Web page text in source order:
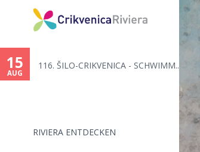
RIVIERA ENTDECKEN
15
AUG
116. ŠILO-CRIKVENICA - SCHWIMM...
are
here